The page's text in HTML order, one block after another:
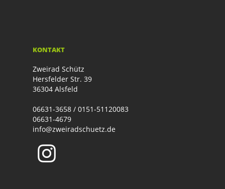
KONTAKT
Zweirad Schütz
Hersfelder Str. 39
36304 Alsfeld
06631-3658 / 0151-51120083
06631-4679
info@zweiradschuetz.de